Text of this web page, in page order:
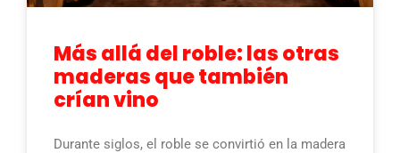
Más allá del roble: las otras
maderas que también
crían vino
Durante siglos, el roble se convirtió en la madera